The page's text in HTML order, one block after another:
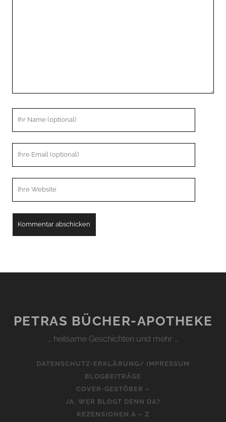
PETRAS BÜCHER-APOTHEKE
… heilsame Geschichten und mehr …
DATENSCHUTZ-ERKLÄRUNG/ IMPRESSUM
BLOGBEITRÄGE
COVER-GESTÖBER –
JA, WER BLOGT DENN DA?
REZENSIONEN A – Z